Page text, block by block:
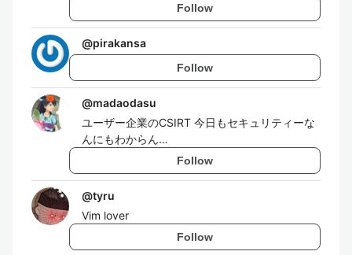
Follow
@pirakansa
Follow
@madaodasu
ユーザー企業のCSIRT 今日もセキュリティーな
んにもわからん…
Follow
@tyru
Vim lover
Follow